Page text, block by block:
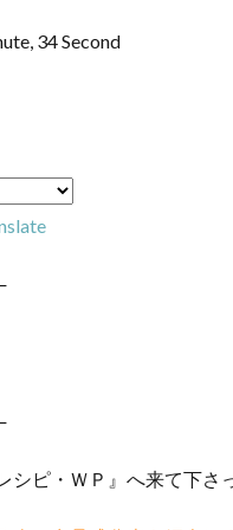
34 Second
シピ・ＷＰ』へ来て下